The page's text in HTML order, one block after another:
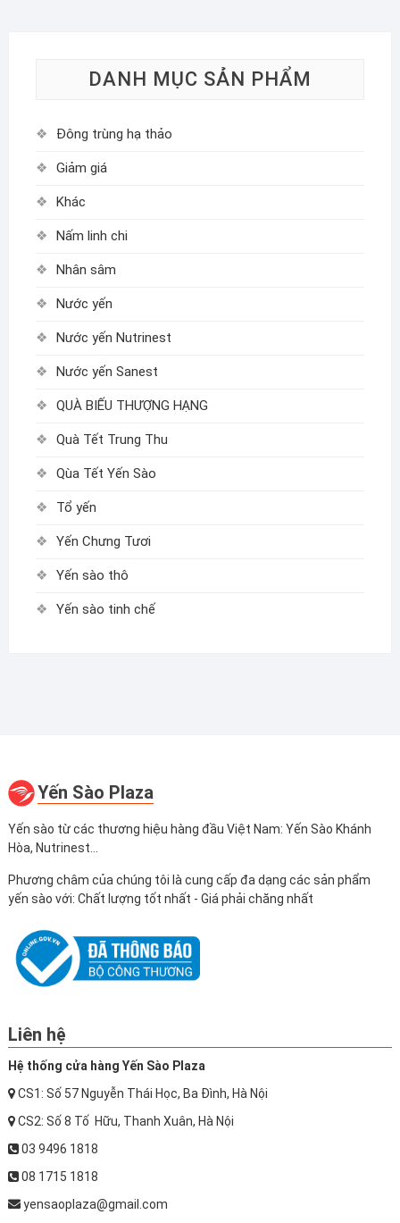
DANH MỤC SẢN PHẨM
Đông trùng hạ thảo
Giảm giá
Khác
Nấm linh chi
Nhân sâm
Nước yến
Nước yến Nutrinest
Nước yến Sanest
QUÀ BIẾU THƯỢNG HẠNG
Quà Tết Trung Thu
Qùa Tết Yến Sào
Tổ yến
Yến Chưng Tươi
Yến sào thô
Yến sào tinh chế
Yến Sào Plaza
Yến sào từ các thương hiệu hàng đầu Việt Nam: Yến Sào Khánh
Hòa, Nutrinest...
Phương châm của chúng tôi là cung cấp đa dạng các sản phẩm
yến sào với: Chất lượng tốt nhất - Giá phải chăng nhất
Liên hệ
Hệ thống cửa hàng Yến Sào Plaza
CS1: Số 57 Nguyễn Thái Học, Ba Đình, Hà Nội
CS2: Số 8 Tố Hữu, Thanh Xuân, Hà Nội
03 9496 1818
08 1715 1818
yensaoplaza@gmail.com